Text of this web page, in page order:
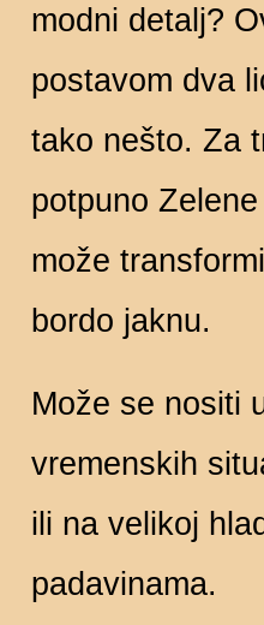
modni detalj?
postavom dva
tako nešto. Za
potpuno
može
bordo jaknu.
Može se nositi
vremenskih
ili na velikoj
padavinama.